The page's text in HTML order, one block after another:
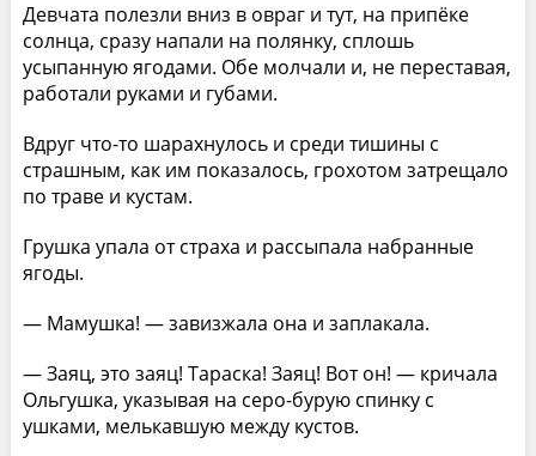
Девчата полезли вниз в овраг и тут, на припёке
солнца, сразу напали на полянку, сплошь
усыпанную ягодами. Обе молчали и, не переставая,
работали руками и губами.
Вдруг что-то шарахнулось и среди тишины с
страшным, как им показалось, грохотом затрещало
по траве и кустам.
Грушка упала от страха и рассыпала набранные
ягоды.
— Мамушка! — завизжала она и заплакала.
— Заяц, это заяц! Тараска! Заяц! Вот он! — кричала
Ольгушка, указывая на серо-бурую спинку с
ушками, мелькавшую между кустов.